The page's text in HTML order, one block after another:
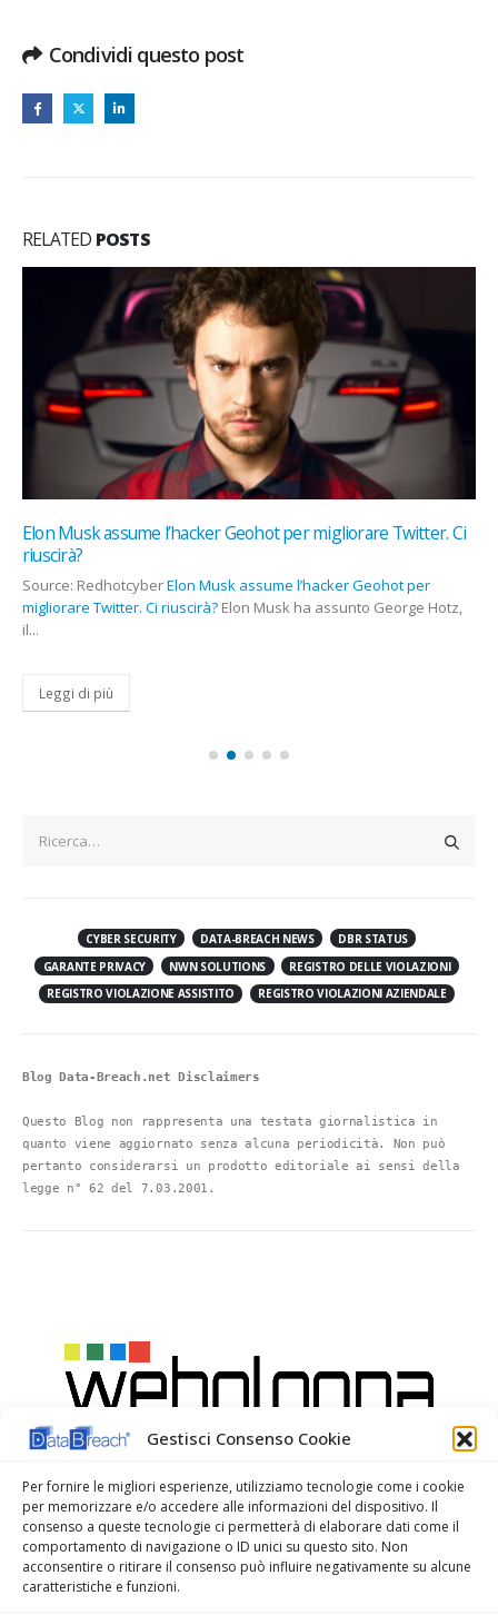
Gestisci Consenso Cookie
Per fornire le migliori esperienze, utilizziamo tecnologie come i cookie
per memorizzare e/o accedere alle informazioni del dispositivo. Il
consenso a queste tecnologie ci permetterà di elaborare dati come il
comportamento di navigazione o ID unici su questo sito. Non
acconsentire o ritirare il consenso può influire negativamente su alcune
caratteristiche e funzioni.
Condividi questo post
RELATED POSTS
Elon Musk assume l’hacker Geohot per migliorare Twitter. Ci
riuscirà?
Source: RedhotcyberElon Musk assume l’hacker Geohot per
migliorare Twitter. Ci riuscirà? Elon Musk ha assunto George Hotz,
il...
Leggi di più
CYBER SECURITY DATA-BREACH NEWS
DBR STATUS
GARANTE PRIVACY
NWN SOLUTIONS
REGISTRO DELLE VIOLAZIONI
REGISTRO VIOLAZIONE ASSISTITO
REGISTRO VIOLAZIONI AZIENDALE
Blog Data-Breach.net Disclaimers
Questo Blog non rappresenta una testata giornalistica in
quanto viene aggiornato senza alcuna periodicità. Non può
pertanto considerarsi un prodotto editoriale ai sensi della
legge n° 62 del 7.03.2001.